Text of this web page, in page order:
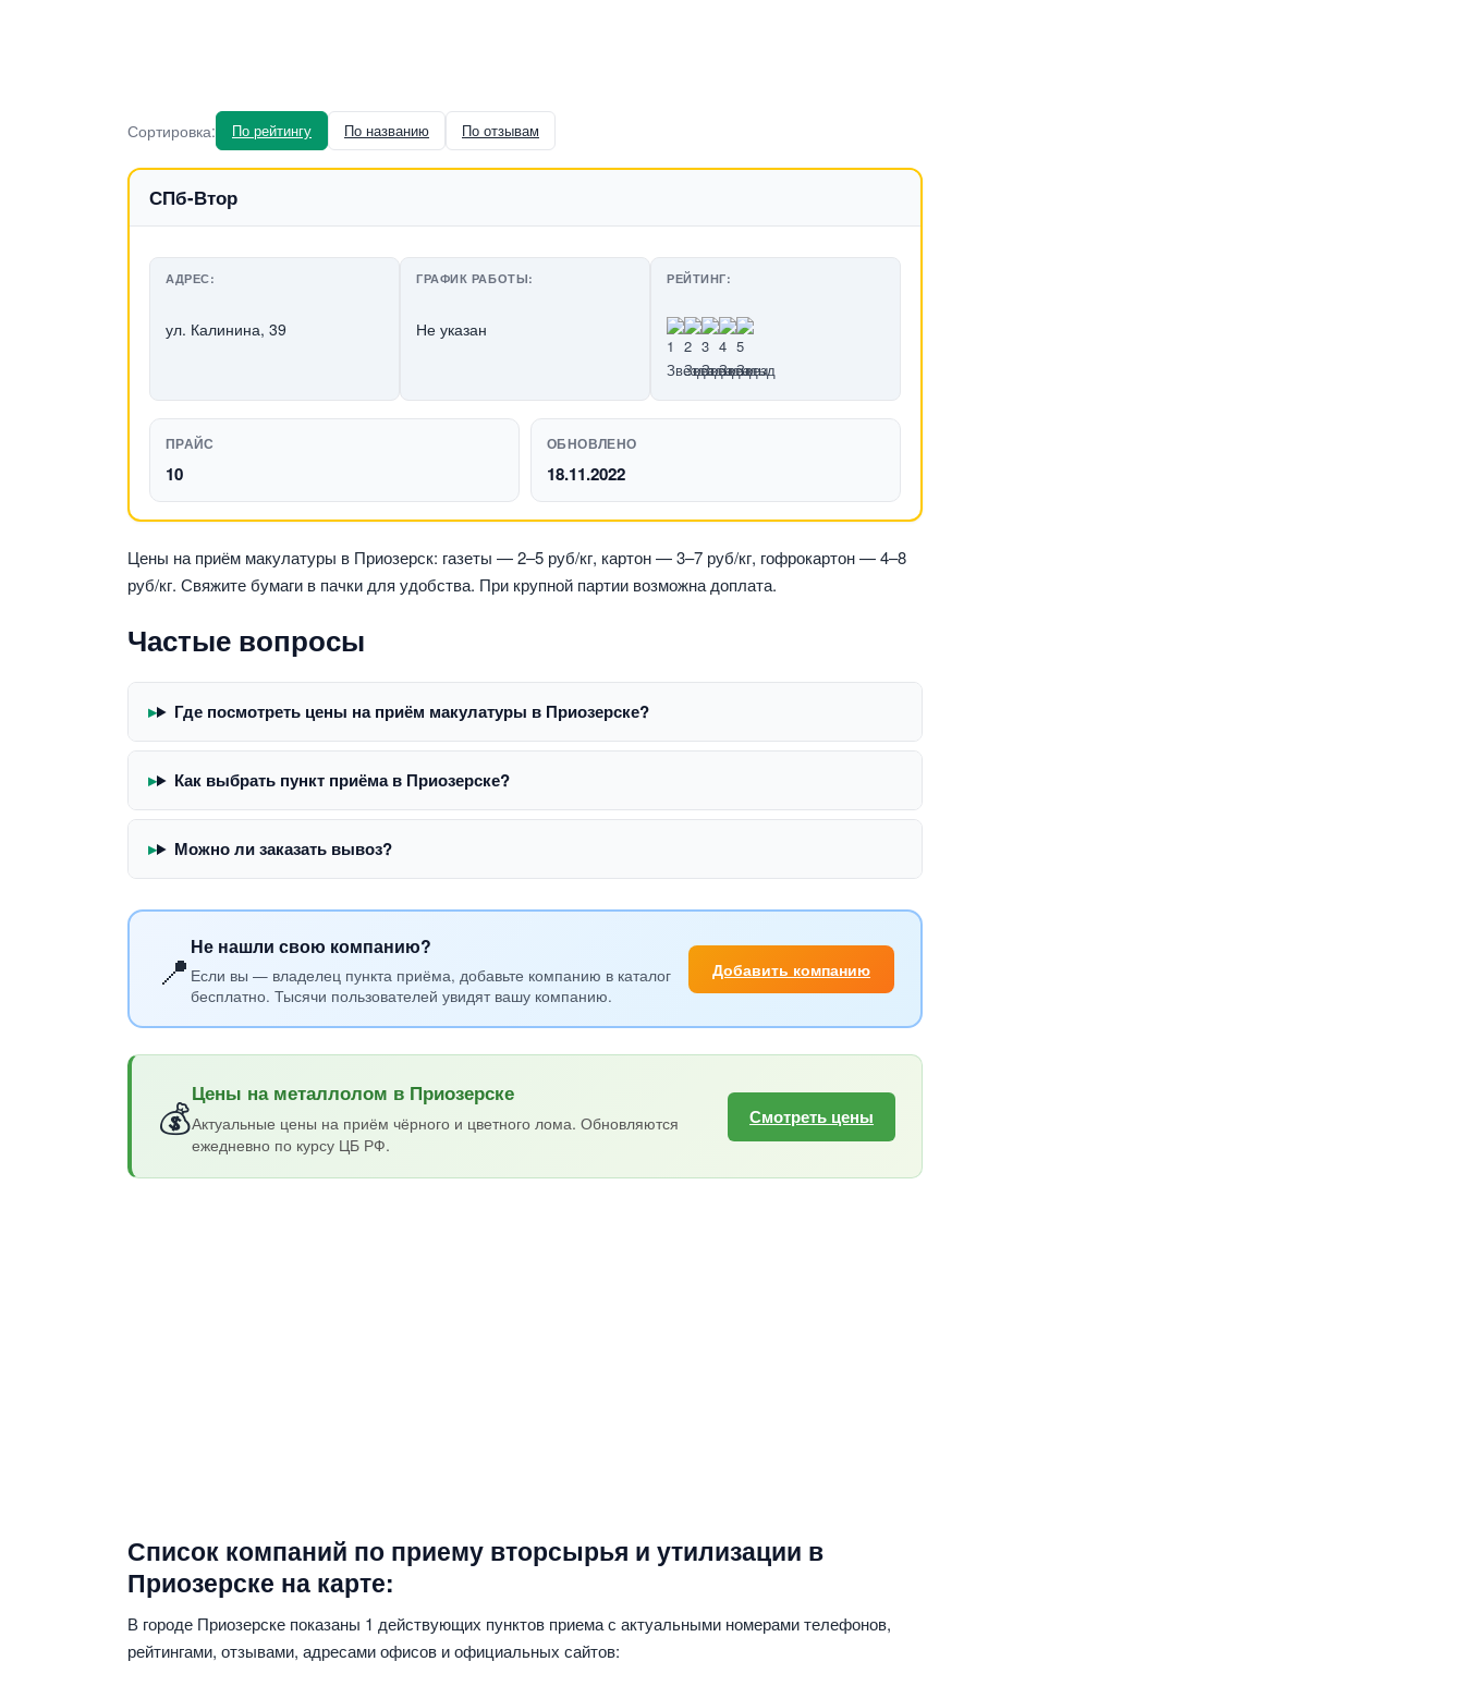
Сортировка: По рейтингу По названию По отзывам
СПб-Втор
АДРЕС:
ул. Калинина, 39
ГРАФИК РАБОТЫ:
Не указан
РЕЙТИНГ:
ПРАЙС
10
ОБНОВЛЕНО
18.11.2022
Цены на приём макулатуры в Приозерск: газеты — 2–5 руб/кг, картон — 3–7 руб/кг, гофрокартон — 4–8
руб/кг. Свяжите бумаги в пачки для удобства. При крупной партии возможна доплата.
Частые вопросы
Где посмотреть цены на приём макулатуры в Приозерске?
Как выбрать пункт приёма в Приозерске?
Можно ли заказать вывоз?
📍 Не нашли свою компанию?
Если вы — владелец пункта приёма, добавьте компанию в каталог
бесплатно. Тысячи пользователей увидят вашу компанию.
Добавить компанию
💰Цены на металлолом в Приозерске
Актуальные цены на приём чёрного и цветного лома. Обновляются
ежедневно по курсу ЦБ РФ.
Смотреть цены
Список компаний по приему вторсырья и утилизации в
Приозерске на карте:
В городе Приозерске показаны 1 действующих пунктов приема с актуальными номерами телефонов,
рейтингами, отзывами, адресами офисов и официальных сайтов: